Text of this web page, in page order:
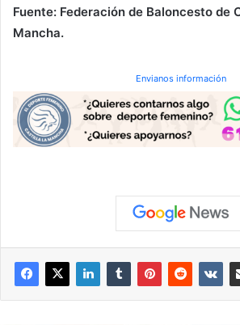
Fuente: Federación de Baloncesto de
Mancha.
Envianos información